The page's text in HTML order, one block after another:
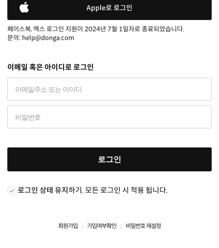
Apple로 로그인
페이스북, 엑스 로그인 지원이 2024년 7월 1일자로 종료되었습니다.
문의: help@donga.com
이메일 혹은 아이디로 로그인
로그인
로그인 상태 유지하기. 모든 로그인 시 적용 됩니다.
회원가입 가입여부확인 비밀번호 재설정